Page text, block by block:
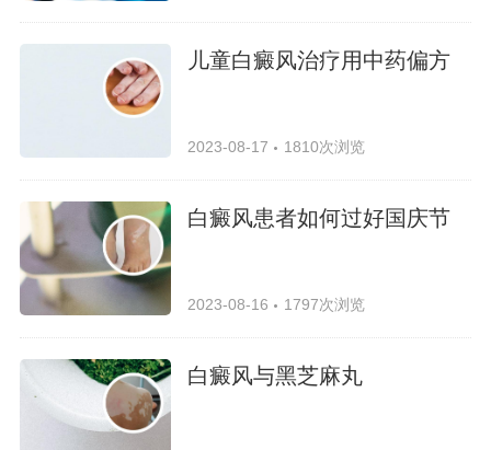
儿童白癜风治疗用中药偏方
2023-08-17 1810次浏览
白癜风患者如何过好国庆节
2023-08-16 1797次浏览
白癜风与黑芝麻丸